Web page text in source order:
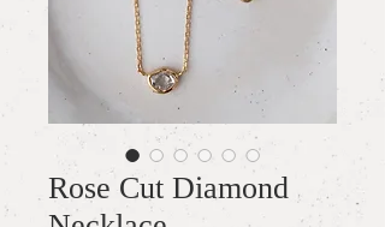
Rose Cut Diamond